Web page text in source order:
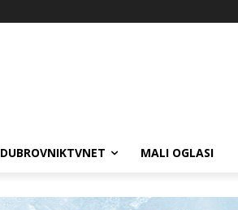
DUBROVNIKTVNET MALI OGLASI